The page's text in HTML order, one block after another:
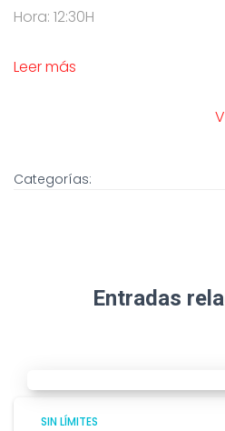
Hora: 12:30H
Leer más
Categorías:
Entradas
SIN LÍMITES